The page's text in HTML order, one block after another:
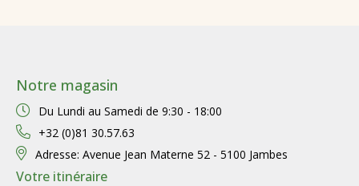
Notre magasin
Du Lundi au Samedi de 9:30 - 18:00
+32 (0)81 30.57.63
Adresse: Avenue Jean Materne 52 - 5100 Jambes
Votre itinéraire